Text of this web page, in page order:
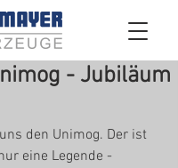
- Jubiläum
den Unimog. Der ist
eine Legende -